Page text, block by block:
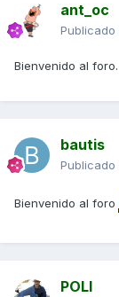
ant_oc
Publicado
Bienvenido al foro.
bautis
Publicado
Bienvenido al foro
POLI